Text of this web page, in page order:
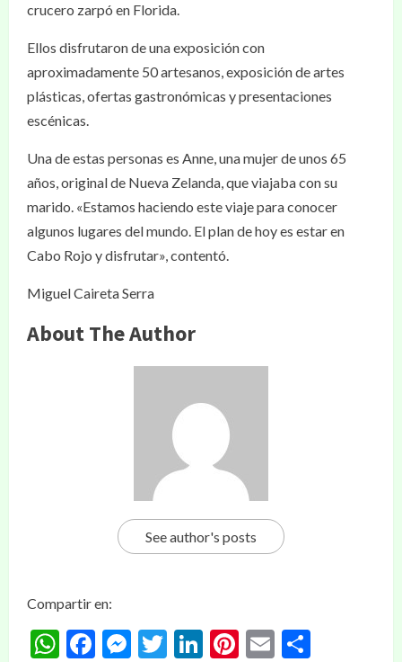
crucero zarpó en Florida.
Ellos disfrutaron de una exposición con
aproximadamente 50 artesanos, exposición de artes
plásticas, ofertas gastronómicas y presentaciones
escénicas.
Una de estas personas es Anne, una mujer de unos 65
años, original de Nueva Zelanda, que viajaba con su
marido. «Estamos haciendo este viaje para conocer
algunos lugares del mundo. El plan de hoy es estar en
Cabo Rojo y disfrutar», contentó.
Miguel Caireta Serra
About The Author
See author's posts
Compartir en:
WhatsApp
Facebook
Messenger
Twitter
LinkedIn
Pinterest
Email